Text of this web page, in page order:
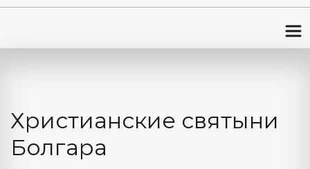
Христианские святыни
Болгара